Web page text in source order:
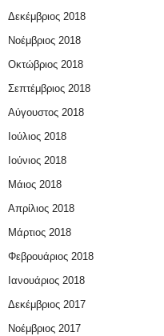
Δεκέμβριος 2018
Νοέμβριος 2018
Οκτώβριος 2018
Σεπτέμβριος 2018
Αύγουστος 2018
Ιούλιος 2018
Ιούνιος 2018
Μάιος 2018
Απρίλιος 2018
Μάρτιος 2018
Φεβρουάριος 2018
Ιανουάριος 2018
Δεκέμβριος 2017
Νοέμβριος 2017